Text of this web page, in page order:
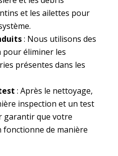
et les ailettes pour
: Nous utilisons des
éliminer les
présentes dans les
: Après le nettoyage,
inspection et un test
garantir que votre
fonctionne de manière